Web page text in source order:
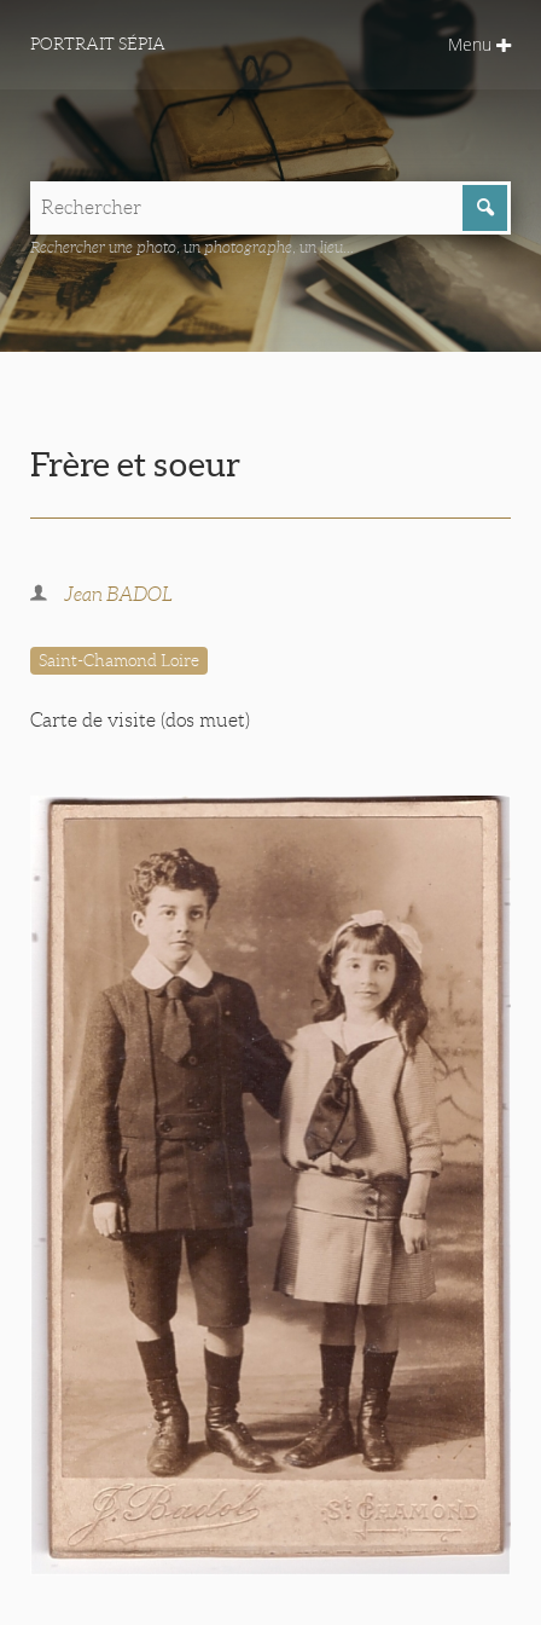
PORTRAIT SÉPIA Menu
Rechercher une photo, un photographe, un lieu...
Frère et soeur
Jean BADOL
Saint-Chamond Loire
Carte de visite (dos muet)